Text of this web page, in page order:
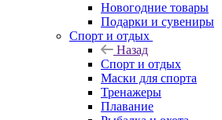
Новогодние товары
Подарки и сувениры
Спорт и отдых
Назад
Спорт и отдых
Маски для спорта
Тренажеры
Плавание